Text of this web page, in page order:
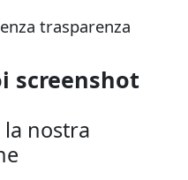
trasparenza
screenshot
la nostra